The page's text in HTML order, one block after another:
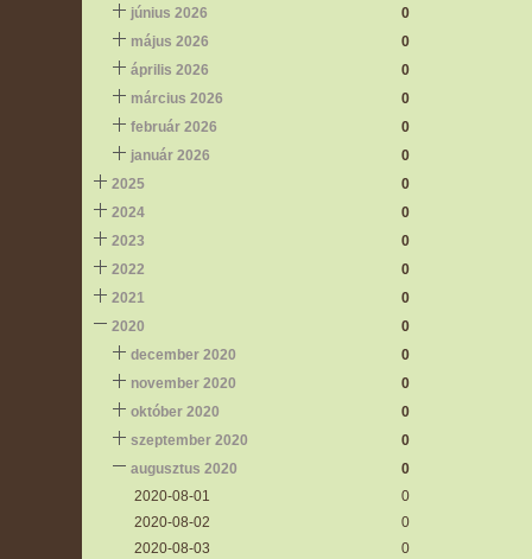
június 2026
0
május 2026
0
április 2026
0
március 2026
0
február 2026
0
január 2026
0
2025
0
2024
0
2023
0
2022
0
2021
0
2020
0
december 2020
0
november 2020
0
október 2020
0
szeptember 2020
0
augusztus 2020
0
2020-08-01
0
2020-08-02
0
2020-08-03
0